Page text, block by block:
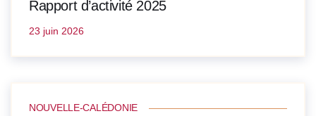
Rapport d’activité 2025
23 juin 2026
NOUVELLE-CALÉDONIE